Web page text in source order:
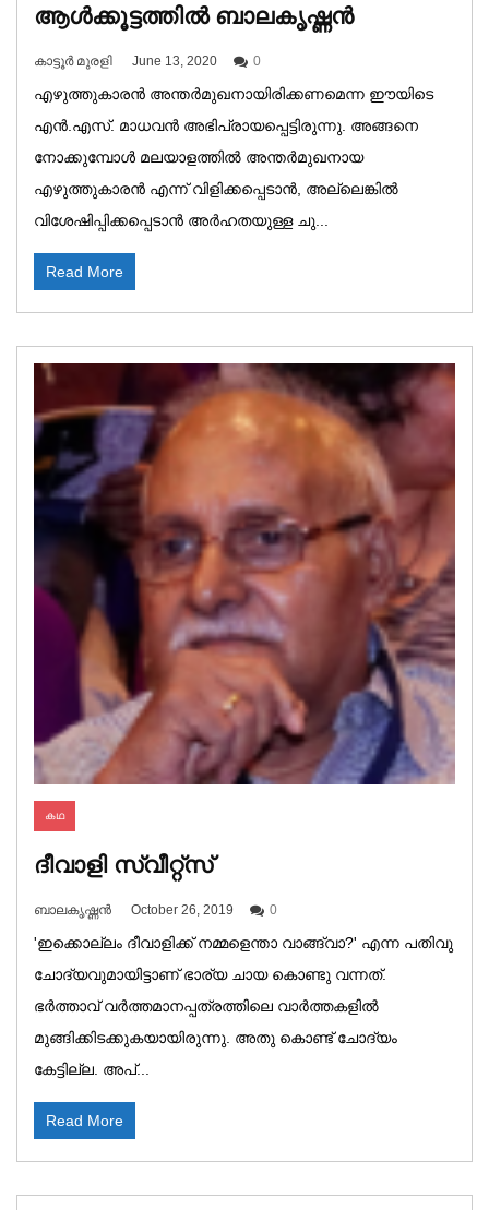
ആള്‍ക്കൂട്ടത്തില്‍ ബാലകൃഷ്ണൻ
കാട്ടൂര്‍ മുരളി June 13, 2020 0
എഴുത്തുകാരൻ അന്തർമുഖനായിരിക്കണമെന്ന ഈയിടെ
എൻ.എസ്. മാധവൻ അഭിപ്രായപ്പെട്ടിരുന്നു. അങ്ങനെ
നോക്കുമ്പോൾ മലയാളത്തിൽ അന്തർമുഖനായ
എഴുത്തുകാരൻ എന്ന് വിളിക്കപ്പെടാൻ, അല്ലെങ്കിൽ
വിശേഷിപ്പിക്കപ്പെടാൻ അർഹതയുള്ള ചു...
Read More
കഥ
ദീവാളി സ്വീറ്റ്‌സ്
ബാലകൃഷ്ണൻ October 26, 2019 0
'ഇക്കൊല്ലം ദീവാളിക്ക് നമ്മളെന്താ വാങ്ങ്വാ?' എന്ന പതിവു
ചോദ്യവുമായിട്ടാണ് ഭാര്യ ചായ കൊണ്ടു വന്നത്.
ഭർത്താവ് വർത്തമാനപ്പത്രത്തിലെ വാർത്തകളിൽ
മുങ്ങിക്കിടക്കുകയായിരുന്നു. അതു കൊണ്ട് ചോദ്യം
കേട്ടില്ല. അപ്...
Read More